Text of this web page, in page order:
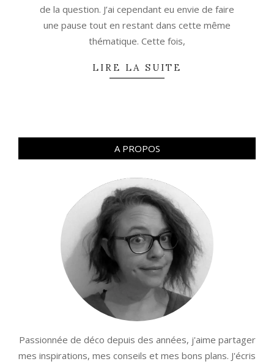
de la question. J’ai cependant eu envie de faire
une pause tout en restant dans cette même
thématique. Cette fois,
LIRE LA SUITE
A PROPOS
Passionnée de déco depuis des années, j'aime partager
mes inspirations, mes conseils et mes bons plans. J'écris